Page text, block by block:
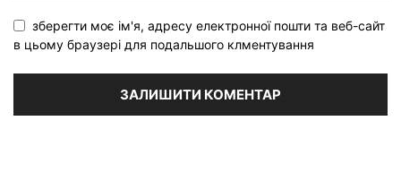
зберегти моє ім'я, адресу електронної пошти та веб-сайт
в цьому браузері для подальшого клментування